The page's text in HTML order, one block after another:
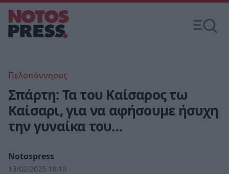
Πελοπόννησος
Σπάρτη: Τα του Καίσαρος τω
Καίσαρι, για να αφήσουμε ήσυχη
την γυναίκα του…
Notospress
13/02/2025 18:10